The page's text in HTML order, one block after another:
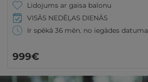
Lidojums ar gaisa balonu
VISĀS NEDĒĻAS DIENĀS
Ir spēkā 36 mēn. no iegādes datuma
999€